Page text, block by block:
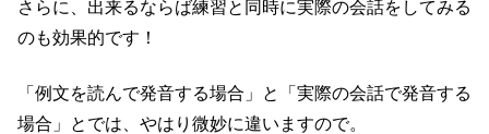
さらに、出来るならば練習と同時に実際の会話をしてみる
のも効果的です！
「例文を読んで発音する場合」と「実際の会話で発音する
場合」とでは、やはり微妙に違いますので。